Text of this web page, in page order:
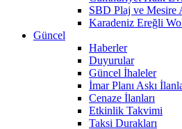
SBD Plaj ve Mesire
Karadeniz Ereğli
Güncel
Haberler
Duyurular
Güncel İhaleler
İmar Planı Askı
Cenaze İlanları
Etkinlik Takvimi
Taksi Durakları